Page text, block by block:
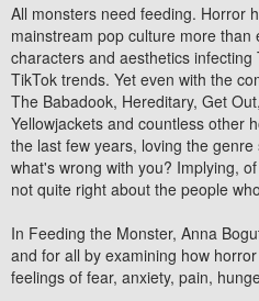
All monsters need feeding. Horror
mainstream pop culture more
characters and aesthetics infecting
TikTok trends. Yet even with the
The Babadook, Hereditary, Get
Yellowjackets and countless other
the last few years, loving the
what's wrong with you? Implying,
not quite right about the people
In Feeding the Monster, Anna
and for all by examining how
feelings of fear, anxiety, pain,